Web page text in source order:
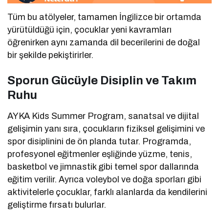
Tüm bu atölyeler, tamamen İngilizce bir ortamda
yürütüldüğü için, çocuklar yeni kavramları
öğrenirken aynı zamanda dil becerilerini de doğal
bir şekilde pekiştirirler.
Sporun Gücüyle Disiplin ve Takım
Ruhu
AYKA Kids Summer Program, sanatsal ve dijital
gelişimin yanı sıra, çocukların fiziksel gelişimini ve
spor disiplinini de ön planda tutar. Programda,
profesyonel eğitmenler eşliğinde yüzme, tenis,
basketbol ve jimnastik gibi temel spor dallarında
eğitim verilir. Ayrıca voleybol ve doğa sporları gibi
aktivitelerle çocuklar, farklı alanlarda da kendilerini
geliştirme fırsatı bulurlar.